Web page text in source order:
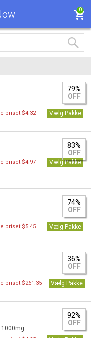
0
79%
OFF
priset $4.32 Vælg Pakke
83%
OFF
priset $4.97 Vælg Pakke
74%
OFF
priset $5.45 Vælg Pakke
36%
OFF
priset $261.35 Vælg Pakke
1000mg
92%
OFF